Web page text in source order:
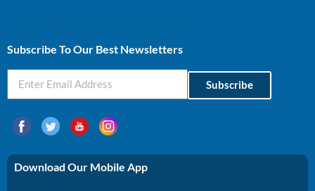
Subscribe To Our Best Newsletters
Subscribe
Download Our Mobile App